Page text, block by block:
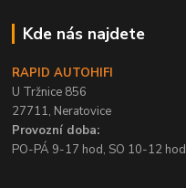
Kde nás najdete
RAPID AUTOHIFI
U Tržnice 856
27711, Neratovice
Provozní doba:
PO-PÁ 9-17 hod, SO 10-12 hod